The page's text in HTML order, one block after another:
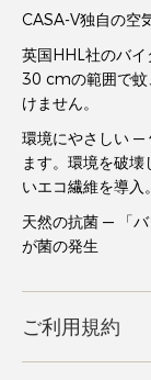
CASA-V独自の空
英国HHL社のバイ
30 cmの範囲で蚊
けません。
環境にやさしい ―
ます。環境を破
いエコ繊維を導入。
天然の抗菌 ― 「
が菌の発生
ご利用規約